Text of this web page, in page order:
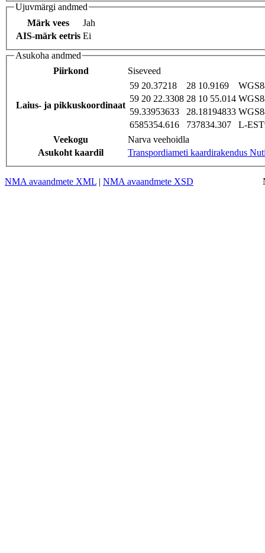
Ujuvmärgi andmed
Märk vees
Jah
AIS-märk eetris Ei
Asukoha andmed
Piirkond
Siseveed
Laius- ja pikkuskoordinaat
59 20.37218 28 10.9169
59 20 22.3308 28 10 55.014
59.33953633
28.18194833
6585354.616
737834.307
L-
Veekogu
Narva veehoidla
Asukoht kaardil
Transpordiameti kaardirakendus
NMA avaandmete XML | NMA avaandmete XSD